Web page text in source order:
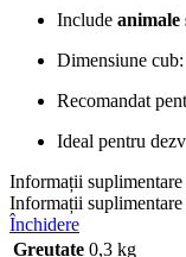
Include animale
Dimensiune cub:
Recomandat
Ideal pentru
Informații suplimentare
Informații suplimentare
Închidere
Greutate 0,3 kg